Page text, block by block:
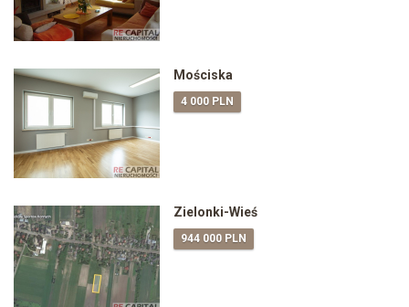
Mościska
4 000 PLN
Zielonki-Wieś
944 000 PLN